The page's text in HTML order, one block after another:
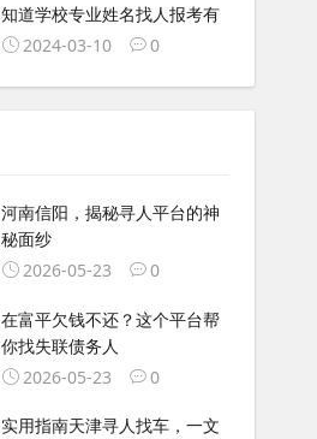
知道学校专业姓名找人报考有
2024-03-10
0
河南信阳，揭秘寻人平台的神
秘面纱
2026-05-23
0
在富平欠钱不还？这个平台帮
你找失联债务人
2026-05-23
0
实用指南天津寻人找车，一文